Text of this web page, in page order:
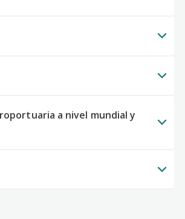
a nivel mundial y